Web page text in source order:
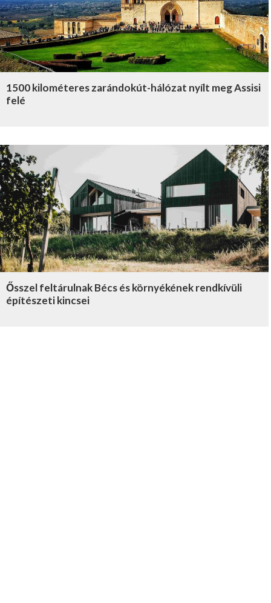
1500 kilométeres zarándokút-hálózat nyílt meg Assisi
felé
Ősszel feltárulnak Bécs és környékének rendkívüli
építészeti kincsei